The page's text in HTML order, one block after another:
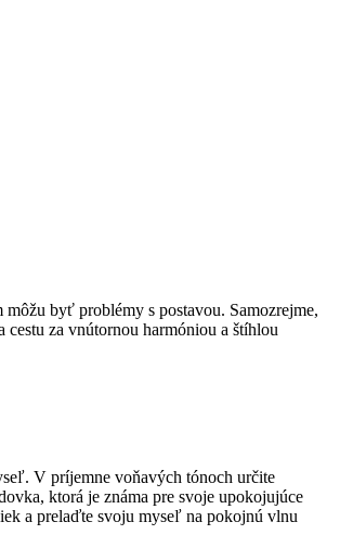
byť problémy s postavou. Samozrejme,
za vnútornou harmóniou a štíhlou
V príjemne voňavých tónoch určite
ktorá je známa pre svoje upokojujúce
a prelaďte svoju myseľ na pokojnú vlnu